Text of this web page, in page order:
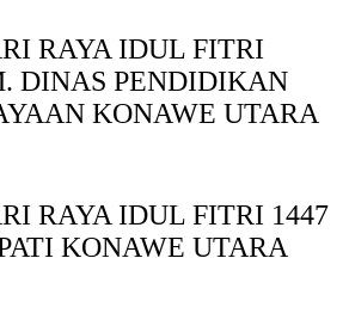
RAYA IDUL FITRI
DINAS PENDIDIKAN
KONAWE UTARA
RAYA IDUL FITRI 1447
KONAWE UTARA